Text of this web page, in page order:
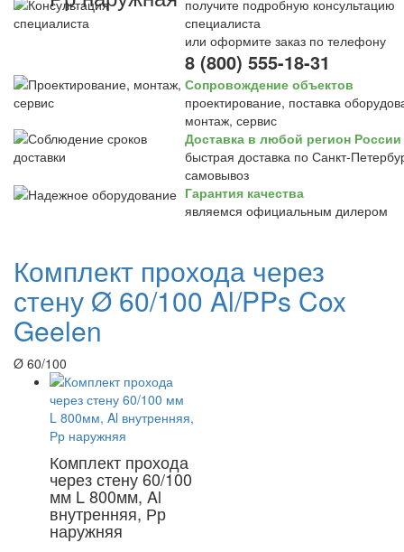
получите подробную консультацию
специалиста
или оформите заказ по телефону
8 (800) 555-18-31
Сопровождение объектов
проектирование, поставка
монтаж, сервис
Доставка в любой регион России
быстрая доставка по Санкт-
самовывоз
Гарантия качества
являемся официальным дилером
Комплект прохода через
стену Ø 60/100 Al/PPs Cox
Geelen
Ø 60/100
Комплект прохода
через стену 60/100
мм L 800мм, Al
внутренняя, Рр
наружняя